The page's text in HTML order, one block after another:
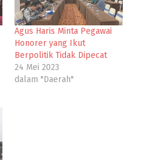
Agus Haris Minta Pegawai
Honorer yang Ikut
Berpolitik Tidak Dipecat
24 Mei 2023
dalam "Daerah"